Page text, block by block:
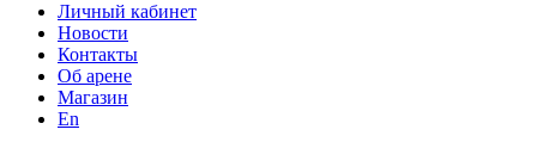
Личный кабинет
Новости
Контакты
Об арене
Магазин
En